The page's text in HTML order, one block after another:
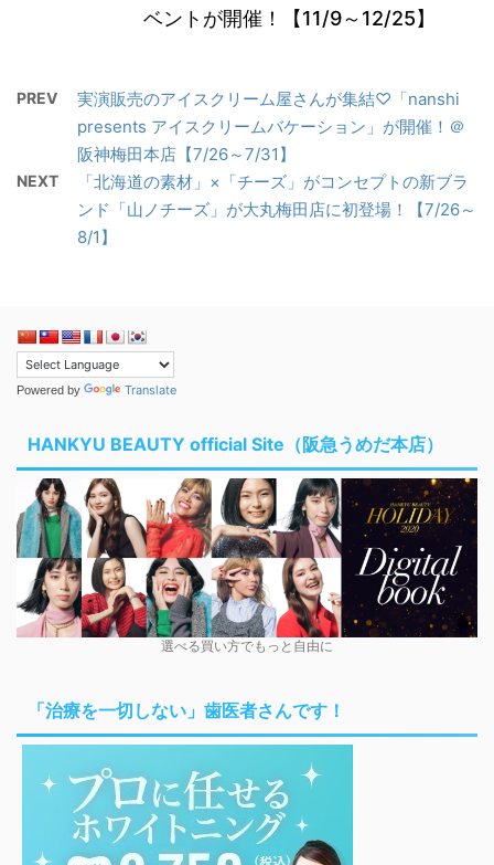
ベントが開催！【11/9～12/25】
PREV
実演販売のアイスクリーム屋さんが集結♡「nanshi
presents アイスクリームバケーション」が開催！＠
阪神梅田本店【7/26～7/31】
NEXT
「北海道の素材」×「チーズ」がコンセプトの新ブラ
ンド「山ノチーズ」が大丸梅田店に初登場！【7/26～
8/1】
Powered by Translate
HANKYU BEAUTY official Site（阪急うめだ本店）
選べる買い方でもっと自由に
「治療を一切しない」歯医者さんです！